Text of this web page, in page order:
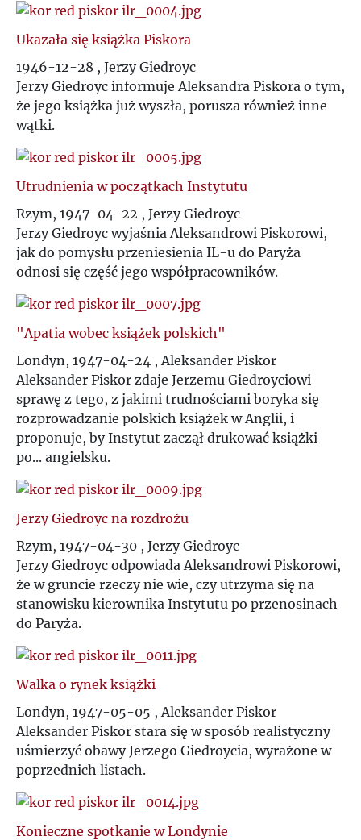
Ukazała się książka Piskora
1946-12-28 , Jerzy Giedroyc
Jerzy Giedroyc informuje Aleksandra Piskora o tym,
że jego książka już wyszła, porusza również inne
wątki.
Utrudnienia w początkach Instytutu
Rzym, 1947-04-22 , Jerzy Giedroyc
Jerzy Giedroyc wyjaśnia Aleksandrowi Piskorowi,
jak do pomysłu przeniesienia IL-u do Paryża
odnosi się część jego współpracowników.
"Apatia wobec książek polskich"
Londyn, 1947-04-24 , Aleksander Piskor
Aleksander Piskor zdaje Jerzemu Giedroyciowi
sprawę z tego, z jakimi trudnościami boryka się
rozprowadzanie polskich książek w Anglii, i
proponuje, by Instytut zaczął drukować książki
po... angielsku.
Jerzy Giedroyc na rozdrożu
Rzym, 1947-04-30 , Jerzy Giedroyc
Jerzy Giedroyc odpowiada Aleksandrowi Piskorowi,
że w gruncie rzeczy nie wie, czy utrzyma się na
stanowisku kierownika Instytutu po przenosinach
do Paryża.
Walka o rynek książki
Londyn, 1947-05-05 , Aleksander Piskor
Aleksander Piskor stara się w sposób realistyczny
uśmierzyć obawy Jerzego Giedroycia, wyrażone w
poprzednich listach.
Konieczne spotkanie w Londynie